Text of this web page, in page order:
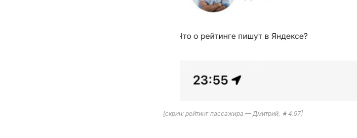
[скрин: рейтинг пассажира — Дмитрий, ★4.97]